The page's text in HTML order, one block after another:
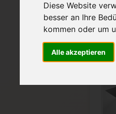
Diese Website
besser an Ihre
kommen oder um
Alle akzeptieren